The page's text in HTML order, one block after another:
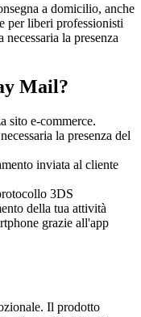
a domicilio, anche
per liberi professionisti
la presenza
Mail?
sito e-commerce.
la presenza del
inviata al cliente
3DS
della tua attività
grazie all'app
Il prodotto